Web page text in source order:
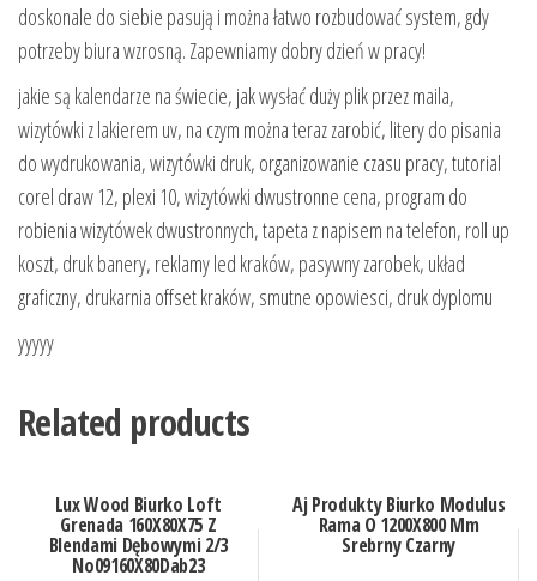
doskonale do siebie pasują i można łatwo rozbudować system, gdy
potrzeby biura wzrosną. Zapewniamy dobry dzień w pracy!
jakie są kalendarze na świecie, jak wysłać duży plik przez maila,
wizytówki z lakierem uv, na czym można teraz zarobić, litery do pisania
do wydrukowania, wizytówki druk, organizowanie czasu pracy, tutorial
corel draw 12, plexi 10, wizytówki dwustronne cena, program do
robienia wizytówek dwustronnych, tapeta z napisem na telefon, roll up
koszt, druk banery, reklamy led kraków, pasywny zarobek, układ
graficzny, drukarnia offset kraków, smutne opowiesci, druk dyplomu
yyyyy
Related products
Lux Wood Biurko Loft
Grenada 160X80X75 Z
Blendami Dębowymi 2/3
No09160X80Dab23
Aj Produkty Biurko Modulus
Rama O 1200X800 Mm
Srebrny Czarny